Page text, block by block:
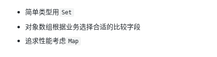
简单类型用 Set
对象数组根据业务选择合适的比较字段
追求性能考虑 Map